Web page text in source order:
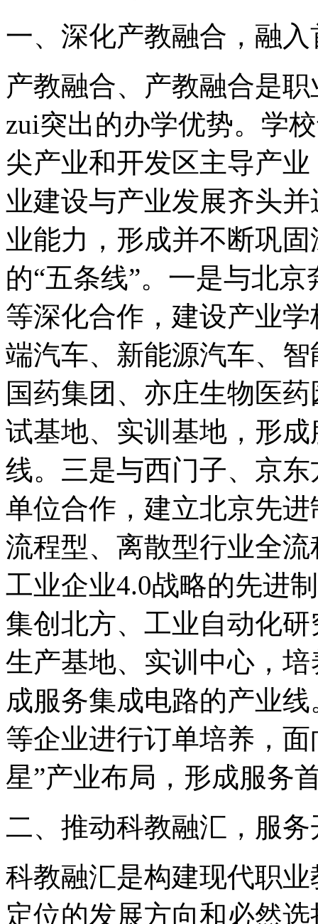
一、深化产教融合，融
产教融合、产教融合是
zui突出的办学优势。学
尖产业和开发区主导产
业建设与产业发展齐头
业能力，形成并不断巩
的“五条线”。一是与北
等深化合作，建设产业
端汽车、新能源汽车、
国药集团、亦庄生物医
试基地、实训基地，形
线。三是与西门子、京
单位合作，建立北京先
流程型、离散型行业全
工业企业4.0战略的先进
集创北方、工业自动化
生产基地、实训中心，
成服务集成电路的产业
等企业进行订单培养，
星”产业布局，形成服务
二、推动科教融汇，服
科教融汇是构建现代职
定位的发展方向和必然